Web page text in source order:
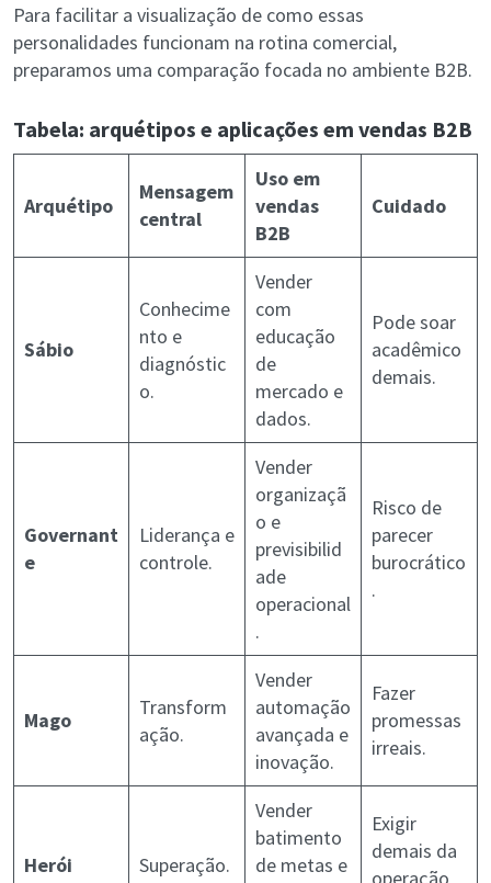
Para facilitar a visualização de como essas
personalidades funcionam na rotina comercial,
preparamos uma comparação focada no ambiente B2B.
Tabela: arquétipos e aplicações em vendas B2B
Arquétipo
Mensagem
central
Uso em
vendas
B2B
Cuidado
Sábio
Conhecime
nto e
diagnóstic
o.
Vender
com
educação
de
mercado e
dados.
Pode soar
acadêmico
demais.
Governant
e
Liderança e
controle.
Vender
organizaçã
o e
previsibilid
ade
operacional
.
Risco de
parecer
burocrático
.
Mago
Transform
ação.
Vender
automação
avançada e
inovação.
Fazer
promessas
irreais.
Herói Superação.
Vender
batimento
de metas e
Exigir
demais da
operação